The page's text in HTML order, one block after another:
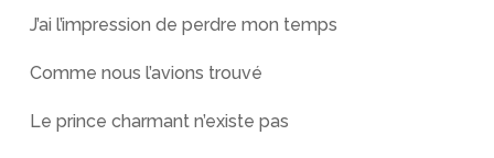
J’ai l’impression de perdre mon temps
Comme nous l’avions trouvé
Le prince charmant n’existe pas